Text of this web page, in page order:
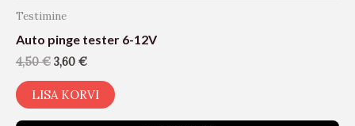
Testimine
Auto pinge tester 6-12V
4,50€ 3,60 €
LISA KORVI